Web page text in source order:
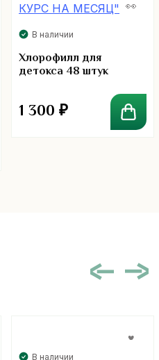
В наличии
Хлорофилл для
детокса 48 штук
1 300 ₽
В наличии